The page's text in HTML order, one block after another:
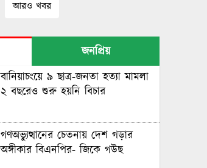
আরও খবর
জনপ্রিয়
বানিয়াচংয়ে ৯ ছাত্র-জনতা হত্যা মামলা
২ বছরেও শুরু হয়নি বিচার
গণঅভ্যুত্থানের চেতনায় দেশ গড়ার
অঙ্গীকার বিএনপির- জিকে গউছ